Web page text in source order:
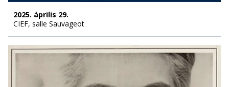
2025. április 29.
CIEF, salle Sauvageot